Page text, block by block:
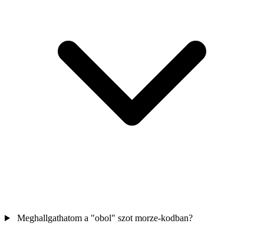
Meghallgathatom a "obol" szot morze-kodban?